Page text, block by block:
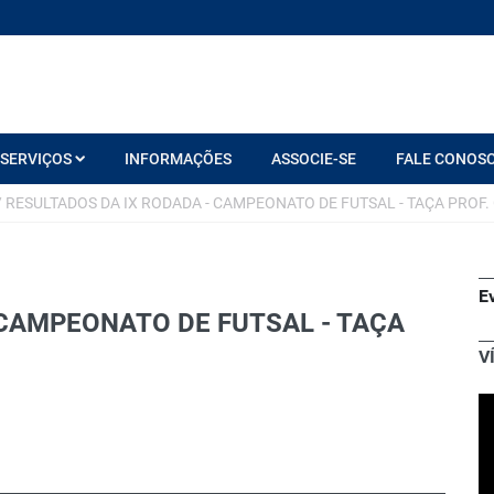
SERVIÇOS INFORMAÇÕES ASSOCIE-SE FALE
RESULTADOS DA IX RODADA - CAMPEONATO DE FUTSAL - TAÇA
DE FUTSAL - TAÇA